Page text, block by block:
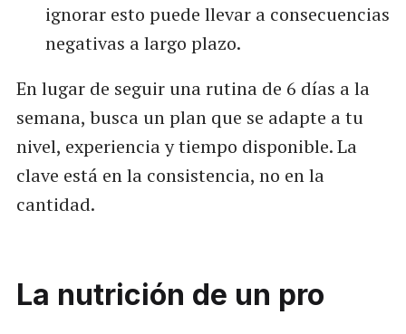
ignorar esto puede llevar a consecuencias
negativas a largo plazo.
En lugar de seguir una rutina de 6 días a la
semana, busca un plan que se adapte a tu
nivel, experiencia y tiempo disponible. La
clave está en la consistencia, no en la
cantidad.
La nutrición de un pro